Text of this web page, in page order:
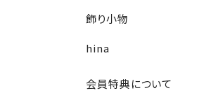
飾り小物
hina
会員特典について